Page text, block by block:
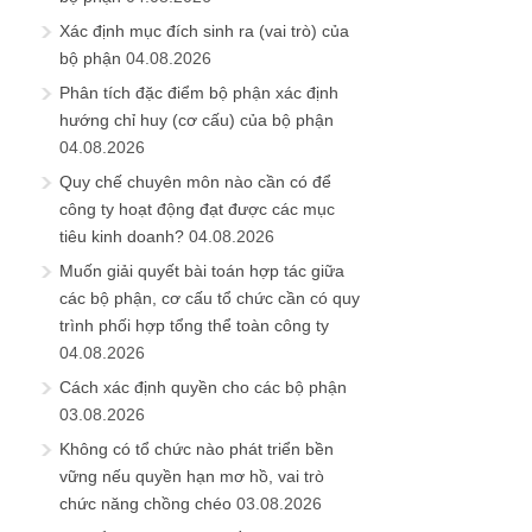
Xác định mục đích sinh ra (vai trò) của
bộ phận 04.08.2026
Phân tích đặc điểm bộ phận xác định
hướng chỉ huy (cơ cấu) của bộ phận
04.08.2026
Quy chế chuyên môn nào cần có để
công ty hoạt động đạt được các mục
tiêu kinh doanh? 04.08.2026
Muốn giải quyết bài toán hợp tác giữa
các bộ phận, cơ cấu tổ chức cần có quy
trình phối hợp tổng thể toàn công ty
04.08.2026
Cách xác định quyền cho các bộ phận
03.08.2026
Không có tổ chức nào phát triển bền
vững nếu quyền hạn mơ hồ, vai trò
chức năng chồng chéo 03.08.2026